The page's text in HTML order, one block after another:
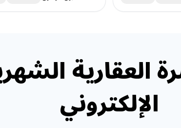
العقارية
الإلكتروني